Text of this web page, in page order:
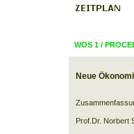
WOS 1/
Neue
Prof.Dr. Norbert